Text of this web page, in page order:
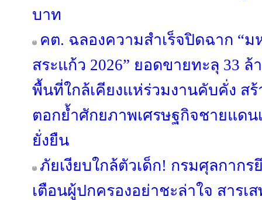
บาท
คต. ฉลองความสำเร็จปิดฉาก “
สระแก้ว 2026” ยอดขายทะลุ 33
พื้นที่ใกล้เคียงแห่ร่วมงานคับคั่ง ส
ตอกย้ำศักยภาพเศรษฐกิจชายแดน
ยั่งยืน
ภัยเงียบใกล้ตัวเด็ก! กรมศุลกากร
เตือนผู้ปกครองอย่าชะล่าใจ สาร